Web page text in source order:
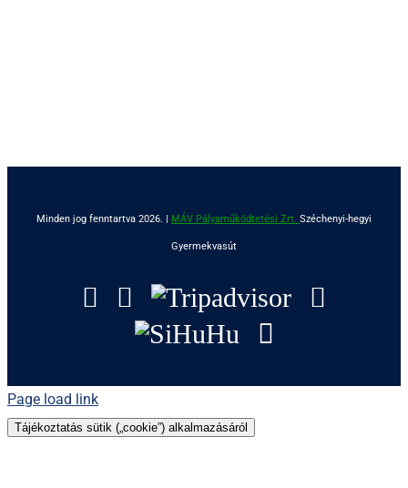
Minden jog fenntartva 2026. | MÁV Pályaműködtetési Zrt. Széchenyi-hegyi
Gyermekvasút
Facebook
Instagram
Tripadvisor
SiHuHu
Page load link
Tájékoztatás sütik („cookie”) alkalmazásáról